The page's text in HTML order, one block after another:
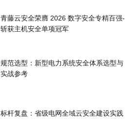
青藤云安全荣膺 2026 数字安全专精百强-
斩获主机安全单项冠军
规范选型：新型电力系统安全体系选型与
实战参考
标杆复盘：省级电网全域云安全建设实践